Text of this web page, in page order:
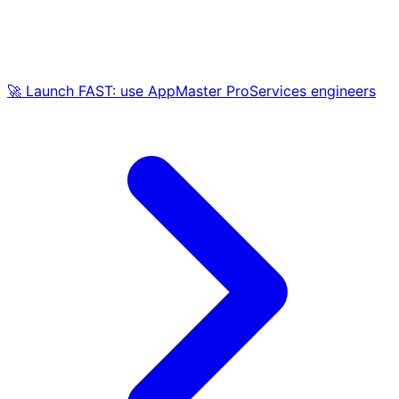
🚀 Launch FAST: use AppMaster ProServices engineers